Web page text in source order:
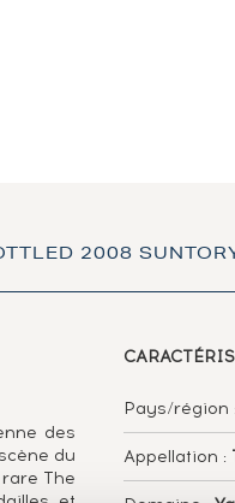
2008
des
du
The
Pays/région :
Appellation :